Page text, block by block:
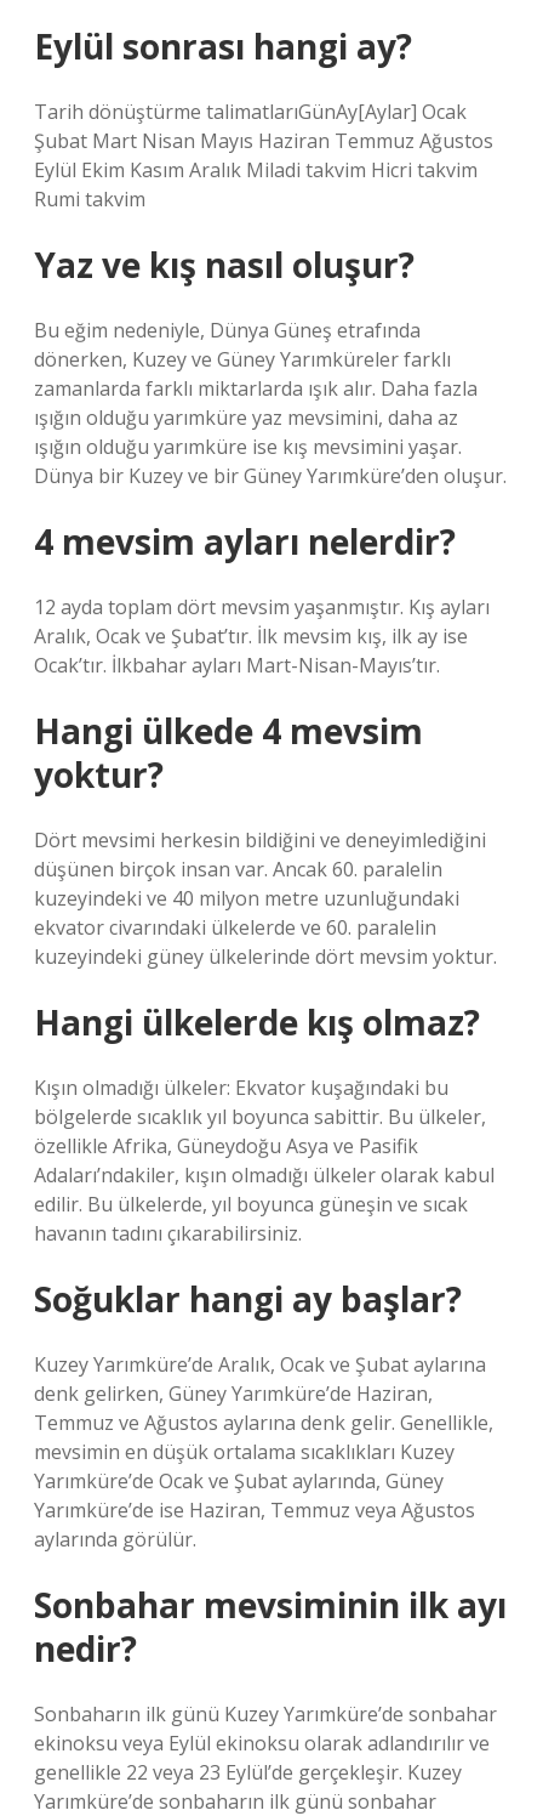
Eylül sonrası hangi ay?
Tarih dönüştürme talimatlarıGünAy[Aylar] Ocak
Şubat Mart Nisan Mayıs Haziran Temmuz Ağustos
Eylül Ekim Kasım Aralık Miladi takvim Hicri takvim
Rumi takvim
Yaz ve kış nasıl oluşur?
Bu eğim nedeniyle, Dünya Güneş etrafında
dönerken, Kuzey ve Güney Yarımküreler farklı
zamanlarda farklı miktarlarda ışık alır. Daha fazla
ışığın olduğu yarımküre yaz mevsimini, daha az
ışığın olduğu yarımküre ise kış mevsimini yaşar.
Dünya bir Kuzey ve bir Güney Yarımküre’den oluşur.
4 mevsim ayları nelerdir?
12 ayda toplam dört mevsim yaşanmıştır. Kış ayları
Aralık, Ocak ve Şubat’tır. İlk mevsim kış, ilk ay ise
Ocak’tır. İlkbahar ayları Mart-Nisan-Mayıs’tır.
Hangi ülkede 4 mevsim
yoktur?
Dört mevsimi herkesin bildiğini ve deneyimlediğini
düşünen birçok insan var. Ancak 60. paralelin
kuzeyindeki ve 40 milyon metre uzunluğundaki
ekvator civarındaki ülkelerde ve 60. paralelin
kuzeyindeki güney ülkelerinde dört mevsim yoktur.
Hangi ülkelerde kış olmaz?
Kışın olmadığı ülkeler: Ekvator kuşağındaki bu
bölgelerde sıcaklık yıl boyunca sabittir. Bu ülkeler,
özellikle Afrika, Güneydoğu Asya ve Pasifik
Adaları’ndakiler, kışın olmadığı ülkeler olarak kabul
edilir. Bu ülkelerde, yıl boyunca güneşin ve sıcak
havanın tadını çıkarabilirsiniz.
Soğuklar hangi ay başlar?
Kuzey Yarımküre’de Aralık, Ocak ve Şubat aylarına
denk gelirken, Güney Yarımküre’de Haziran,
Temmuz ve Ağustos aylarına denk gelir. Genellikle,
mevsimin en düşük ortalama sıcaklıkları Kuzey
Yarımküre’de Ocak ve Şubat aylarında, Güney
Yarımküre’de ise Haziran, Temmuz veya Ağustos
aylarında görülür.
Sonbahar mevsiminin ilk ayı
nedir?
Sonbaharın ilk günü Kuzey Yarımküre’de sonbahar
ekinoksu veya Eylül ekinoksu olarak adlandırılır ve
genellikle 22 veya 23 Eylül’de gerçekleşir. Kuzey
Yarımküre’de sonbaharın ilk günü sonbahar